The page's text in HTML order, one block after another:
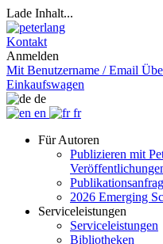
Lade Inhalt...
Kontakt
Anmelden
Mit Benutzername / Email
Einkaufswagen
de
en
fr
Für Autoren
Publizieren mit
2026 Emerging
Serviceleistungen
Serviceleistungen
Bibliotheken